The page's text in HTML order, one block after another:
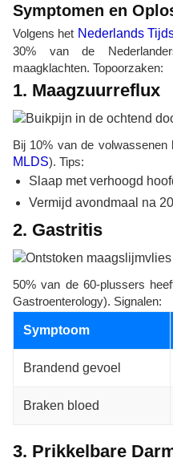
Symptomen en
Volgens het Nederlands
30% van de
maagklachten. Topoorzaken:
1. Maagzuurreflux
Bij 10% van de
MLDS). Tips:
Slaap met verhoogd
Vermijd avondmaal na
2. Gastritis
50% van de 60-plussers
Gastroenterology). Signalen:
Symptoom
Brandend gevoel
Braken bloed
3. Prikkelbare